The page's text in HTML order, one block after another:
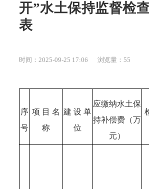
开”水土保持监督检
表
时间：2025-09-25 17:06 浏览量： 55
序
号
项 目 名
称
建 设 单
位
应缴纳水土保
持补偿费（万
元）